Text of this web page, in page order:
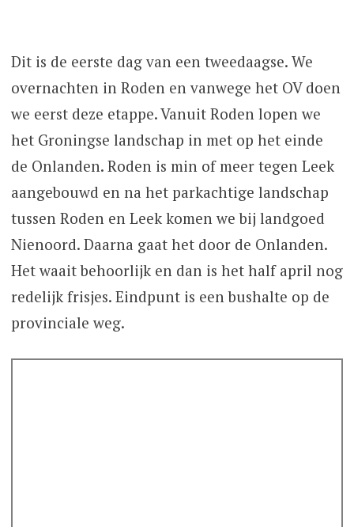
Dit is de eerste dag van een tweedaagse. We
overnachten in Roden en vanwege het OV doen
we eerst deze etappe. Vanuit Roden lopen we
het Groningse landschap in met op het einde
de Onlanden. Roden is min of meer tegen Leek
aangebouwd en na het parkachtige landschap
tussen Roden en Leek komen we bij landgoed
Nienoord. Daarna gaat het door de Onlanden.
Het waait behoorlijk en dan is het half april nog
redelijk frisjes. Eindpunt is een bushalte op de
provinciale weg.